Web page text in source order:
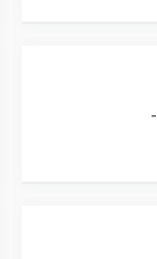
-